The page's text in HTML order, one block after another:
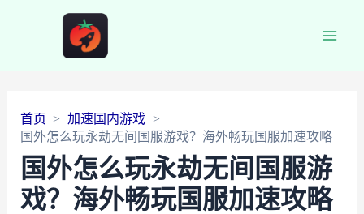
首页
加速国内游戏
国外怎么玩永劫无间国服游戏？海外畅玩国服加速攻略
国外怎么玩永劫无间国服游
戏？海外畅玩国服加速攻略